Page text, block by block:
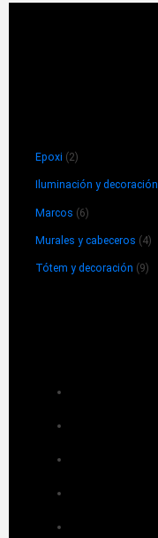
Epoxi (2)
Iluminación y decoración
Marcos (6)
Murales y cabeceros (4)
Tótem y decoración (9)